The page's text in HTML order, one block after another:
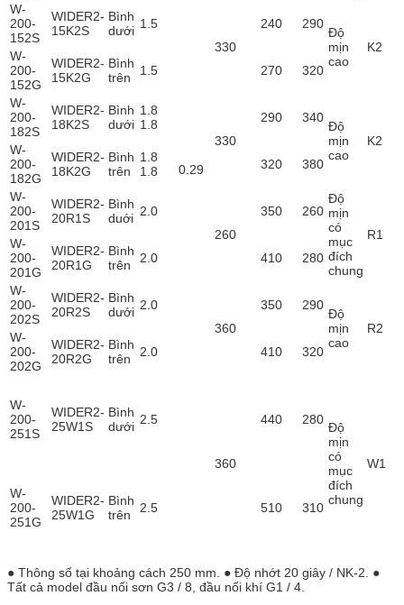
0.29
W-
200-
152S
WIDER2-
15K2S
Bình
dưới 1.5
330
240 290
Độ
mịn
cao
K2
W-
200-
152G
WIDER2-
15K2G
Bình
trên
1.5 270 320
W-
200-
182S
WIDER2-
18K2S
Bình
dưới
1.8
1.8
330
290 340
Độ
mịn
cao
K2
W-
200-
182G
WIDER2-
18K2G
Bình
trên
1.8
1.8
320 380
W-
200-
201S
WIDER2-
20R1S
Bình
duới 2.0
260
350 260
Độ
mịn
có
mục
đích
chung
R1
W-
200-
201G
WIDER2-
20R1G
Bình
trên
2.0 410 280
W-
200-
202S
WIDER2-
20R2S
Bình
dưới 2.0
360
350 290
Độ
mịn
cao
R2
W-
200-
202G
WIDER2-
20R2G
Bình
trên
2.0 410 320
W-
200-
251S
WIDER2-
25W1S
Bình
dưới 2.5
360
440 280
Độ
mịn
có
mục
đích
chung
W1
W-
200-
251G
WIDER2-
25W1G
Bình
trên
2.5 510 310
● Thông số tại khoảng cách 250 mm. ● Độ nhớt 20 giây / NK-2. ●
Tất cả model đầu nối sơn G3 / 8, đầu nối khí G1 / 4.